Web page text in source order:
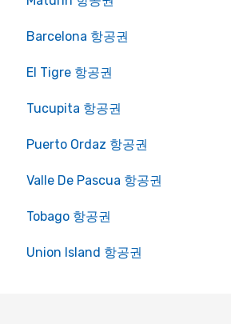
Barcelona 항공권
El Tigre 항공권
Tucupita 항공권
Puerto Ordaz 항공권
Valle De Pascua 항공권
Tobago 항공권
Union Island 항공권